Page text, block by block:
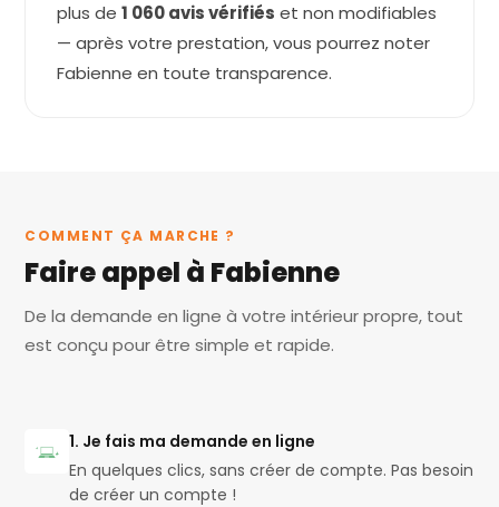
plus de1 060 avis vérifiés et non modifiables
— après votre prestation, vous pourrez noter
Fabienne en toute transparence.
COMMENT ÇA MARCHE ?
Faire appel à Fabienne
De la demande en ligne à votre intérieur propre, tout
est conçu pour être simple et rapide.
1. Je fais ma demande en ligne
En quelques clics, sans créer de compte. Pas besoin
de créer un compte !